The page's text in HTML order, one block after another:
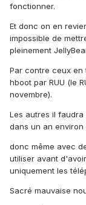
fonctionner.
Et donc on en
impossible de
pleinement
Par contre ceux en
hboot par RUU (le
novembre).
Les autres il faudra
dans un an environ
donc même avec
utiliser avant
uniquement les
Sacré mauvaise